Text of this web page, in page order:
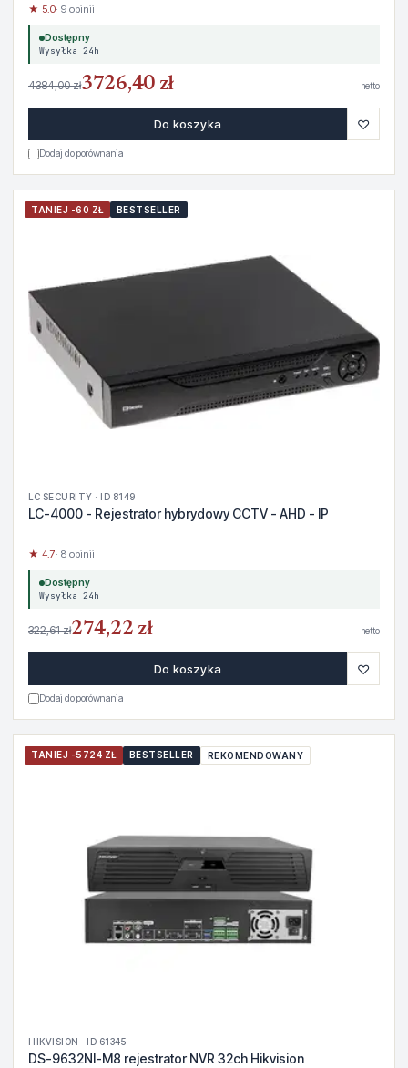
★ 5.0· 9 opinii
Dostępny
Wysyłka 24h
4384,00 zł3726,40 zł netto
Do koszyka ♡
Dodaj do porównania
TANIEJ -60 ZŁ BESTSELLER
LC SECURITY · ID 8149
LC-4000 - Rejestrator hybrydowy CCTV - AHD - IP
★ 4.7· 8 opinii
Dostępny
Wysyłka 24h
322,61 zł274,22 zł netto
Do koszyka ♡
Dodaj do porównania
TANIEJ -5724 ZŁ BESTSELLER REKOMENDOWANY
HIKVISION · ID 61345
DS-9632NI-M8 rejestrator NVR 32ch Hikvision